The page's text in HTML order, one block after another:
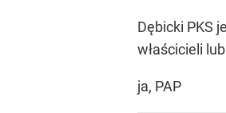
Dębicki PKS
właścicieli
ja, PAP